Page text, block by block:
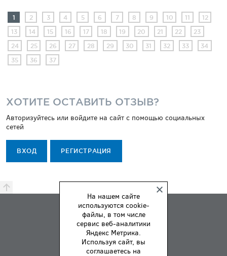
1 2 3 4 5 6 7 8 9 10 11 12
13 14 15 16 17 18 19 20 21 22 23
24 25 26 27 28 29 30 31 32 33 34
35 36 37
ХОТИТЕ ОСТАВИТЬ ОТЗЫВ?
Авторизуйтесь или войдите на сайт с помощью социальных
сетей
ВХОД РЕГИСТРАЦИЯ
ПРЕМИЯ
ПРАВИЛА
О НАС
ОБРАТНАЯ СВЯЗЬ
На нашем сайте
используются cookie-
файлы, в том числе
сервис веб-аналитики
Яндекс Метрика.
Используя сайт, вы
соглашаетесь на